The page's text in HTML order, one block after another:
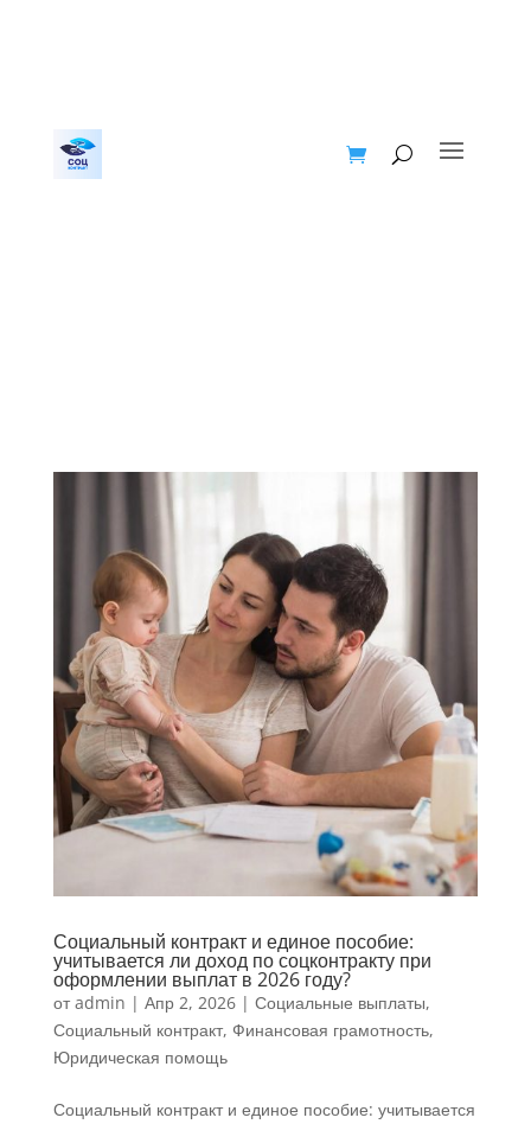
Социальный контракт и единое пособие:
учитывается ли доход по соцконтракту при
оформлении выплат в 2026 году?
отadmin | Апр 2, 2026| Социальные выплаты,
Социальный контракт, Финансовая грамотность,
Юридическая помощь
Социальный контракт и единое пособие: учитывается